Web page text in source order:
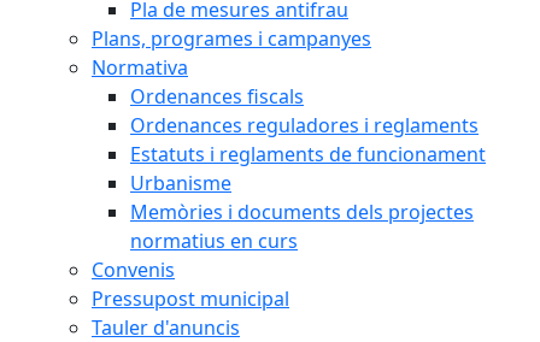
Pla de mesures antifrau
Plans, programes i campanyes
Normativa
Ordenances fiscals
Ordenances reguladores i reglaments
Estatuts i reglaments de funcionament
Urbanisme
Memòries i documents dels projectes
normatius en curs
Convenis
Pressupost municipal
Tauler d'anuncis